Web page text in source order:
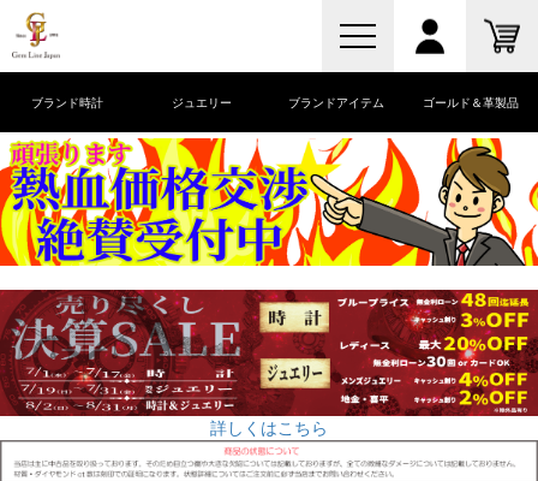
ブランド時計 ジュエリー ブランドアイテム ゴールド＆革製品
詳しくはこちら